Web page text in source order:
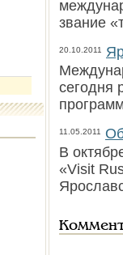
звание
20.10.2011
сегодня
11.05.2011
В
«Visit